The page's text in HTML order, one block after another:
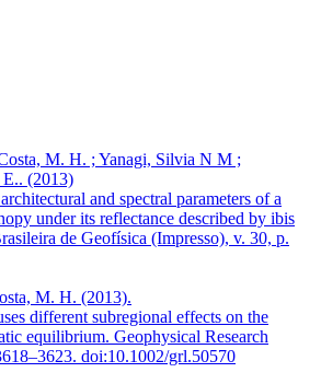
M. H. ; Yanagi, Silvia N M ;
E.. (2013)
and spectral parameters of a
under its reflectance described by ibis
de Geofísica (Impresso), v. 30, p.
M. H. (2013).
different subregional effects on the
equilibrium. Geophysical Research
doi:10.1002/grl.50570